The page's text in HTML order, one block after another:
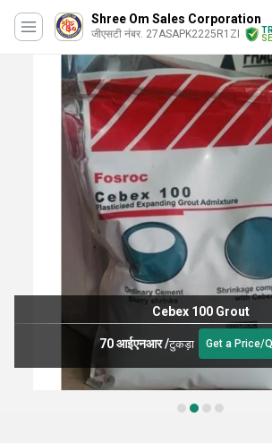
Shree Om Sales Corporation
जीएसटी नंबर. 27ASAPK2225R1ZI
Cebex 100 Grout
70 आईएनआर/टुकड़ा Get a Price/